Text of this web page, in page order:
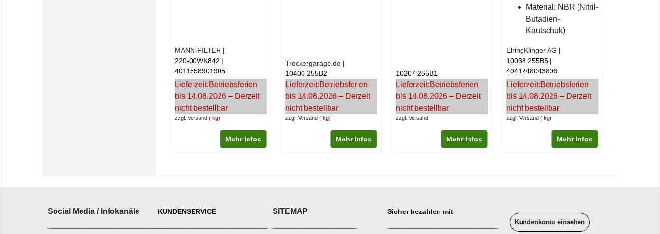
zzgl. Versand kg
MANN-FILTER
220-00WK842
4011558901905
Lieferzeit:Betriebsferien
bis 14.08.2026 – Derzeit
nicht bestellbar
Mehr Infos
zzgl. Versand kg
Treckergarage.de
10400 255B2
Lieferzeit:Betriebsferien
bis 14.08.2026 – Derzeit
nicht bestellbar
Mehr Infos
zzgl. Versand
10207 255B1
Lieferzeit:Betriebsferien
bis 14.08.2026 – Derzeit
nicht bestellbar
Mehr Infos
Material: NBR (Nitril-
Butadien-
Kautschuk)
zzgl. Versand kg
ElringKlinger AG
10038 255B5
4041248043806
Lieferzeit:Betriebsferien
bis 14.08.2026 – Derzeit
nicht bestellbar
Mehr Infos
Social Media / Infokanäle
KUNDENSERVICE
SITEMAP
Sicher bezahlen mit
Kundenkonto einsehen